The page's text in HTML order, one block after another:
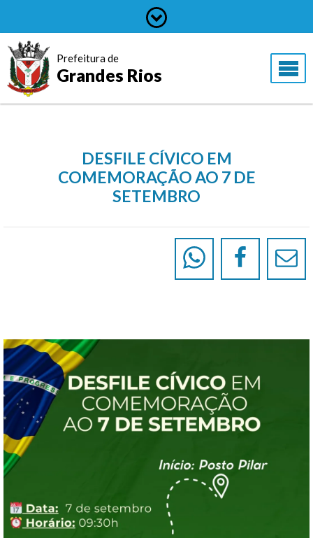
Prefeitura de
Grandes Rios
DESFILE CÍVICO EM
COMEMORAÇÃO AO 7 DE
SETEMBRO